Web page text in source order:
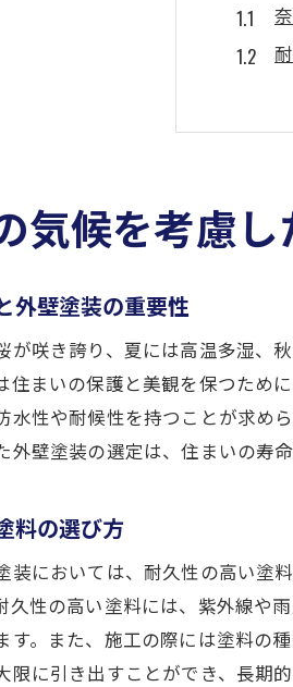
外壁
気候を考慮
外壁塗装の重要性
が咲き誇り、夏には高温多湿、
住まいの保護と美観を保つため
水性や耐候性を持つことが求め
外壁塗装の選定は、住まいの寿
料の選び方
装においては、耐久性の高い塗
久性の高い塗料には、紫外線や
す。また、施工の際には塗料の
限に引き出すことができ、長期